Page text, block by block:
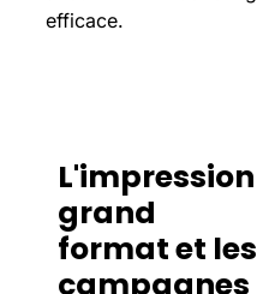
efficace.
L'impression
grand
format et les
campagnes